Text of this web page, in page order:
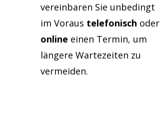
vereinbaren Sie unbedingt
im Voraus telefonisch oder
online einen Termin, um
längere Wartezeiten zu
vermeiden.